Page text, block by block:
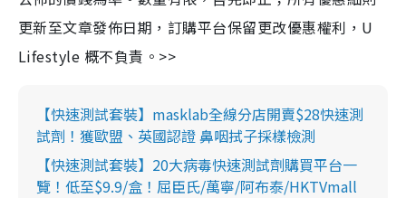
更新至文章發佈日期，訂購平台保留更改優惠權利，U
Lifestyle 概不負責。>>
【快速測試套裝】masklab全線分店開賣$28快速測
試劑！獲歐盟、英國認證 鼻咽拭子採樣檢測
【快速測試套裝】20大病毒快速測試劑購買平台一
覽！低至$9.9/盒！屈臣氏/萬寧/阿布泰/HKTVmall